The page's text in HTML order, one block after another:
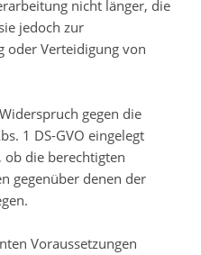
nicht länger, die
jedoch zur
oder Verteidigung von
gegen die
1 DS-GVO eingelegt
ob die berechtigten
gegenüber denen der
Voraussetzungen